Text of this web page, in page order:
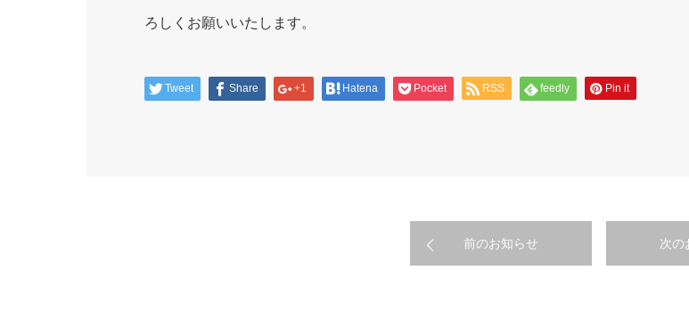
ろしくお願いいたします。
Tweet Share +1 Hatena Pocket RSS feedly Pin it
前のお知らせ 次の